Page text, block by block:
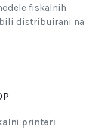
fiskalnih
distribuirani na
printeri